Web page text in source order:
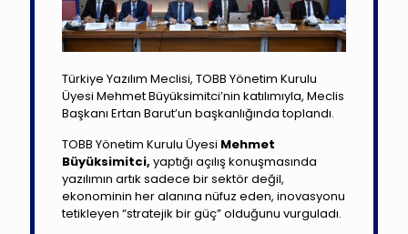
Türkiye Yazılım Meclisi, TOBB Yönetim Kurulu
Üyesi Mehmet Büyüksimitci’nin katılımıyla, Meclis
Başkanı Ertan Barut’un başkanlığında toplandı.​
TOBB Yönetim Kurulu Üyesi Mehmet
Büyüksimitci, yaptığı açılış konuşmasında
yazılımın artık sadece bir sektör değil,
ekonominin her alanına nüfuz eden, inovasyonu
tetikleyen “stratejik bir güç” olduğunu vurguladı.